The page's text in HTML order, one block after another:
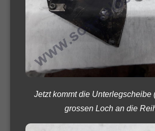
Jetzt kommt die Unterlegscheibe
grossen Loch an die